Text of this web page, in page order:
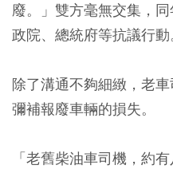
廢。」雙方毫無交集，
政院、總統府等抗議行動
除了溝通不夠細緻，老
彌補報廢車輛的損失。
「老舊柴油車司機，約